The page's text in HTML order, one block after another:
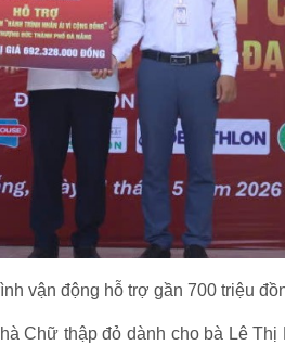
vận động hỗ trợ gần 700 triệu
Chữ thập đỏ dành cho bà Lê Thị